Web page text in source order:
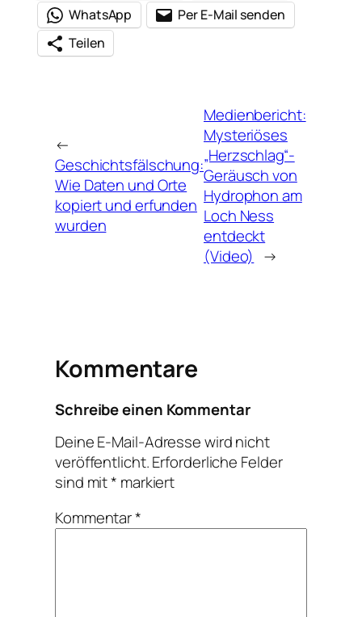
WhatsApp
Per E-Mail senden
Teilen
←
Geschichtsfälschung:
Wie Daten und Orte
kopiert und erfunden
wurden
Medienbericht:
Mysteriöses
„Herzschlag“-
Geräusch von
Hydrophon am
Loch Ness
entdeckt
(Video) →
Kommentare
Schreibe einen Kommentar
Deine E-Mail-Adresse wird nicht
veröffentlicht.Erforderliche Felder
sind mit* markiert
Kommentar*